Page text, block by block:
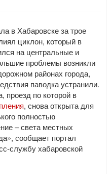
в Хабаровске за трое
циклон, который в
на центральные и
проблемы возникли
районах города,
паводка устранили.
проезд по которой в
, снова открыта для
полностью
– света местных
сообщает портал
службу хабаровской